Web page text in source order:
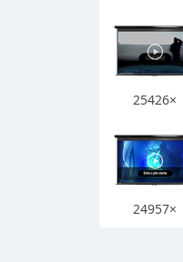
25426×
24957×